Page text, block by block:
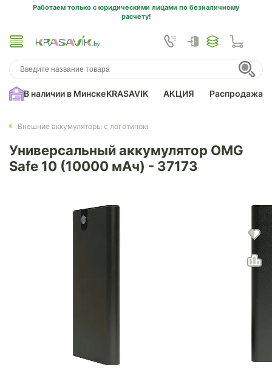
Работаем только с юридическими лицами по безналичному
расчету!
В наличии в МинскеKRASAVIK АКЦИЯ Распродажа
Внешние аккумуляторы с логотипом
Универсальный аккумулятор OMG
Safe 10 (10000 мАч) - 37173